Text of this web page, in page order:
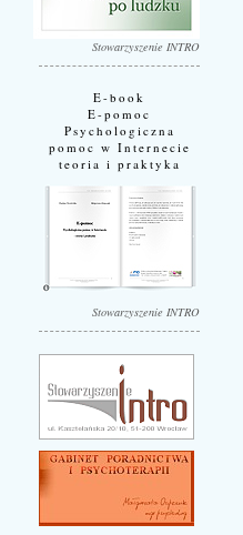
Stowarzyszenie INTRO
E-book
E-pomoc
Psychologiczna
pomoc w Internecie
teoria i praktyka
Stowarzyszenie INTRO